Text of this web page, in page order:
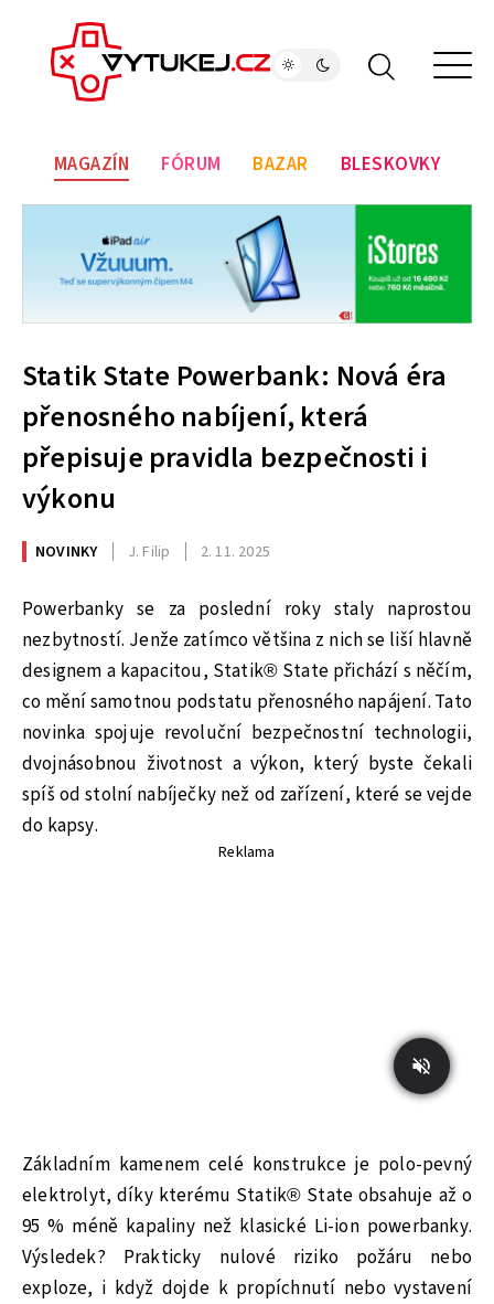
MAGAZÍN FÓRUM BAZAR BLESKOVKY
Statik State Powerbank: Nová éra
přenosného nabíjení, která
přepisuje pravidla bezpečnosti i
výkonu
NOVINKY J. Filip 2. 11. 2025
Powerbanky se za poslední roky staly naprostou
nezbytností. Jenže zatímco většina z nich se liší hlavně
designem a kapacitou, Statik® State přichází s něčím,
co mění samotnou podstatu přenosného napájení. Tato
novinka spojuje revoluční bezpečnostní technologii,
dvojnásobnou životnost a výkon, který byste čekali
spíš od stolní nabíječky než od zařízení, které se vejde
do kapsy.
Reklama
Základním kamenem celé konstrukce je polo-pevný
elektrolyt, díky kterému Statik® State obsahuje až o
95 % méně kapaliny než klasické Li-ion powerbanky.
Výsledek? Prakticky nulové riziko požáru nebo
exploze, i když dojde k propíchnutí nebo vystavení